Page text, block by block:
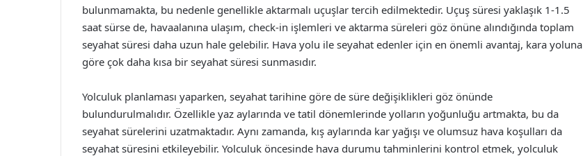
bulunmamakta, bu nedenle genellikle aktarmalı uçuşlar tercih edilmektedir. Uçuş süresi yaklaşık 1-1.5
saat sürse de, havaalanına ulaşım, check-in işlemleri ve aktarma süreleri göz önüne alındığında toplam
seyahat süresi daha uzun hale gelebilir. Hava yolu ile seyahat edenler için en önemli avantaj, kara yoluna
göre çok daha kısa bir seyahat süresi sunmasıdır.
Yolculuk planlaması yaparken, seyahat tarihine göre de süre değişiklikleri göz önünde
bulundurulmalıdır. Özellikle yaz aylarında ve tatil dönemlerinde yolların yoğunluğu artmakta, bu da
seyahat sürelerini uzatmaktadır. Aynı zamanda, kış aylarında kar yağışı ve olumsuz hava koşulları da
seyahat süresini etkileyebilir. Yolculuk öncesinde hava durumu tahminlerini kontrol etmek, yolculuk